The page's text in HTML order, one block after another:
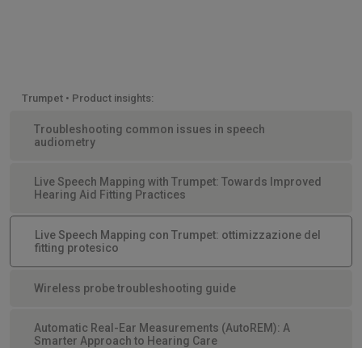
Trumpet • Product insights:
Troubleshooting common issues in speech
audiometry
Live Speech Mapping with Trumpet: Towards Improved
Hearing Aid Fitting Practices
Live Speech Mapping con Trumpet: ottimizzazione del
fitting protesico
Wireless probe troubleshooting guide
Automatic Real-Ear Measurements (AutoREM): A
Smarter Approach to Hearing Care